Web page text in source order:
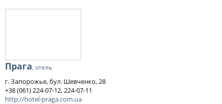
Прага, отель
г. Запорожье, бул. Шевченко, 28
+38 (061) 224-07-12, 224-07-11
http://hotel-praga.com.ua